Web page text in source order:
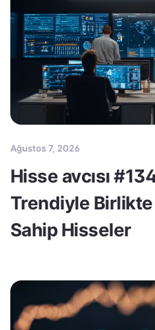
Ağustos 7, 2026
Hisse avcısı
Trendiyle
Sahip Hisseler